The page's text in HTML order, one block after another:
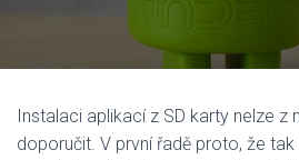
Instalaci aplikací z SD karty nelze z
doporučit. V první řadě proto, že